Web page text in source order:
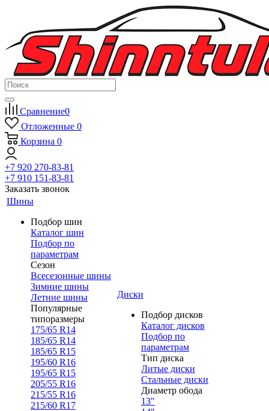
Сравнение0
Отложенные 0
Корзина 0
+7 920 270-83-81
+7 910 151-83-81
Заказать звонок
Шины
Подбор шин
Каталог шин
Подбор по
параметрам
Сезон
Всесезонные шины
Зимние шины
Летние шины
Популярные
типоразмеры
175/65 R14
185/65 R14
185/65 R15
195/60 R16
195/65 R15
205/55 R16
215/55 R16
215/60 R17
Диски
Подбор дисков
Каталог дисков
Подбор по
параметрам
Тип диска
Литые диски
Стальные диски
Диаметр обода
13"